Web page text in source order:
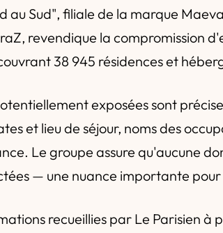
au Sud", filiale de la marque
revendique la compromission
38 945 résidences et
exposées sont
et lieu de séjour, noms des
Le groupe assure qu'aucune
— une nuance importante
recueillies par Le Parisien à